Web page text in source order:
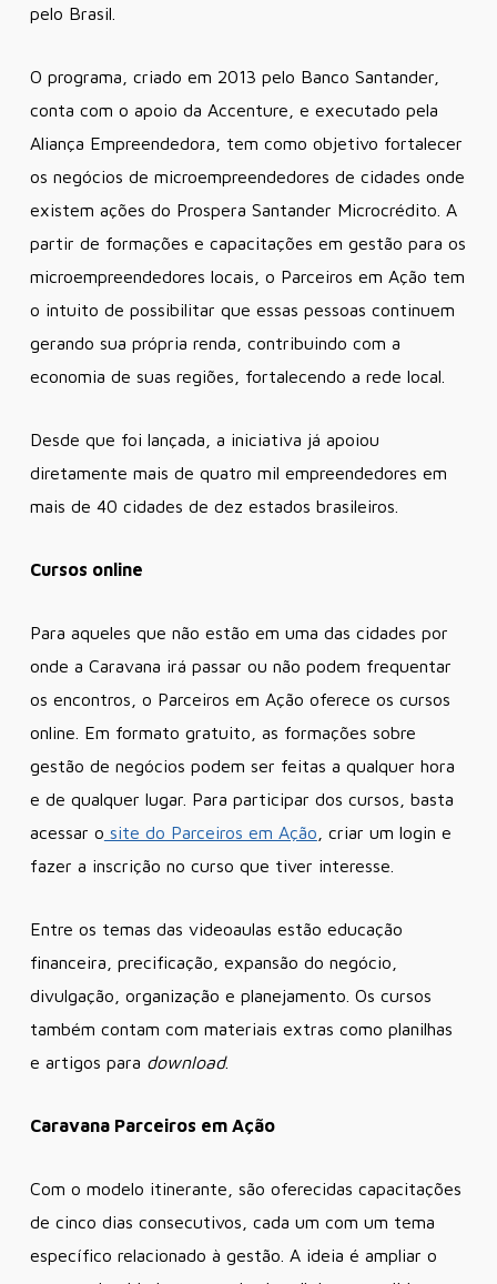
pelo Brasil.
O programa, criado em 2013 pelo Banco Santander,
conta com o apoio da Accenture, e executado pela
Aliança Empreendedora, tem como objetivo fortalecer
os negócios de microempreendedores de cidades onde
existem ações do Prospera Santander Microcrédito. A
partir de formações e capacitações em gestão para os
microempreendedores locais, o Parceiros em Ação tem
o intuito de possibilitar que essas pessoas continuem
gerando sua própria renda, contribuindo com a
economia de suas regiões, fortalecendo a rede local.
Desde que foi lançada, a iniciativa já apoiou
diretamente mais de quatro mil empreendedores em
mais de 40 cidades de dez estados brasileiros.
Cursos online
Para aqueles que não estão em uma das cidades por
onde a Caravana irá passar ou não podem frequentar
os encontros, o Parceiros em Ação oferece os cursos
online. Em formato gratuito, as formações sobre
gestão de negócios podem ser feitas a qualquer hora
e de qualquer lugar. Para participar dos cursos, basta
acessar o site do Parceiros em Ação , criar um login e
fazer a inscrição no curso que tiver interesse.
Entre os temas das videoaulas estão educação
financeira, precificação, expansão do negócio,
divulgação, organização e planejamento. Os cursos
também contam com materiais extras como planilhas
e artigos para download.
Caravana Parceiros em Ação
Com o modelo itinerante, são oferecidas capacitações
de cinco dias consecutivos, cada um com um tema
específico relacionado à gestão. A ideia é ampliar o